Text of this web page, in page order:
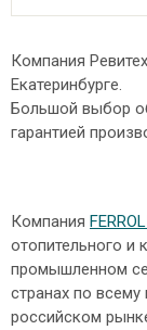
Компания
Екатеринбурге.
Большой выбор
гарантией
Компания
отопительного и
промышленном
странах по
российском